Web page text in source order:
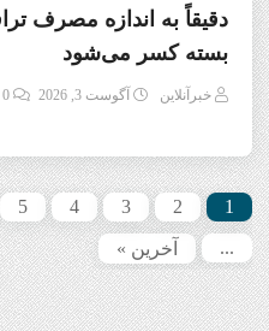
دقیقاً به اندازه مصرف
بسته کسر می‌شود
خبرآنلاین آگوست 3, 2026 0
1
2
3
4
5
...
آخرین »